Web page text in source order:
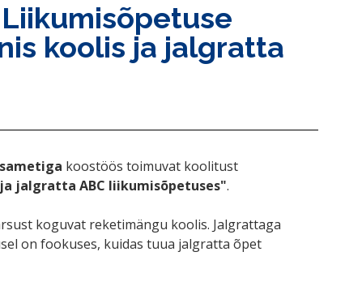
koolis ja jalgratta
koostöös toimuvat koolitust
jalgratta ABC liikumisõpetuses".
koguvat reketimängu koolis. Jalgrattaga
on fookuses, kuidas tuua jalgratta õpet